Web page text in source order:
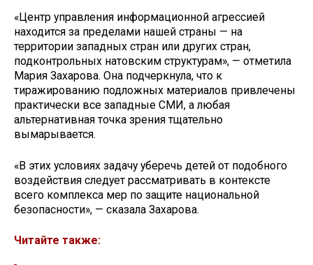
«Центр управления информационной агрессией
находится за пределами нашей страны — на
территории западных стран или других стран,
подконтрольных натовским структурам», — отметила
Мария Захарова. Она подчеркнула, что к
тиражированию подложных материалов привлечены
практически все западные СМИ, а любая
альтернативная точка зрения тщательно
вымарывается.
«В этих условиях задачу уберечь детей от подобного
воздействия следует рассматривать в контексте
всего комплекса мер по защите национальной
безопасности», — сказала Захарова.
Читайте также: